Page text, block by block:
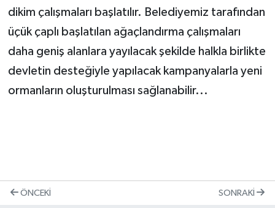
dikim çalışmaları başlatılır. Belediyemiz tarafından
üçük çaplı başlatılan ağaçlandırma çalışmaları
daha geniş alanlara yayılacak şekilde halkla birlikte
devletin desteğiyle yapılacak kampanyalarla yeni
ormanların oluşturulması sağlanabilir...
ÖNCEKI SONRAKI